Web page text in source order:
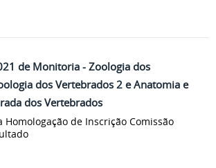
de Monitoria - Zoologia dos
dos Vertebrados 2 e Anatomia e
dos Vertebrados
de Inscrição Comissão